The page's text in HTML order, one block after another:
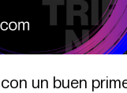
un buen